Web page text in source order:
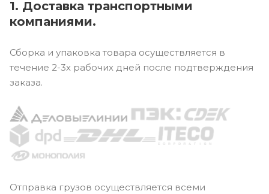
1. Доставка транспортными
компаниями.
Сборка и упаковка товара осуществляется в
течение 2-3х рабочих дней после подтверждения
заказа.
Отправка грузов осуществляется всеми